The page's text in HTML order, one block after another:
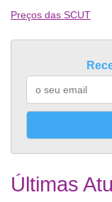
Preços das SCUT
Últimas